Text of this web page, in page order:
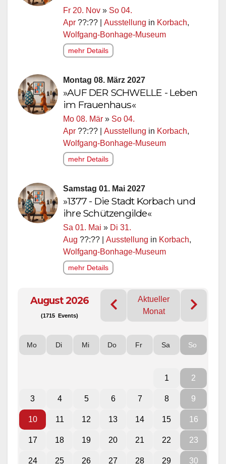
Fr 20. Nov » So 04.
Apr ??:?? | Ausstellung in Korbach,
Wolfgang-Bonhage-Museum
mehr Details
Montag 08. März 2027
»AUF DER SCHWELLE - Leben
im Frauenhaus«
Mo 08. Mär » So 04.
Apr ??:?? | Ausstellung in Korbach,
Wolfgang-Bonhage-Museum
mehr Details
Samstag 01. Mai 2027
»1377 - Die Stadt Korbach und
ihre Schützengilde«
Sa 01. Mai » Di 31.
Aug ??:?? | Ausstellung in Korbach,
Wolfgang-Bonhage-Museum
mehr Details
August 2026
(1715 Events)
Aktueller
Monat
Mo Di Mi Do Fr Sa So
1 2
3 4 5 6 7 8 9
10 11 12 13 14 15 16
17 18 19 20 21 22 23
24 25 26 27 28 29 30